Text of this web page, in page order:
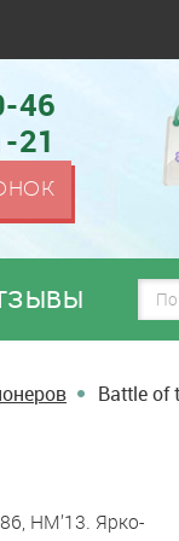
46
21
Battle of
HM’13. Ярко-